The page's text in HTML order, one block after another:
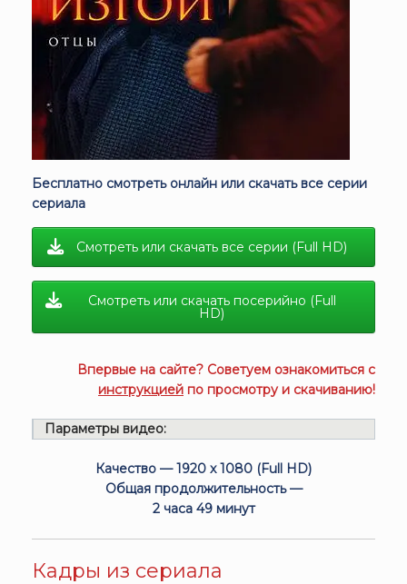
Бесплатно смотреть онлайн или скачать все серии
сериала
Смотреть или скачать все серии (Full HD)
Смотреть или скачать посерийно (Full
HD)
Впервые на сайте? Советуем ознакомиться с
инструкцией по просмотру и скачиванию!
Параметры видео:
Качество — 1920 x 1080 (Full HD)
Общая продолжительность —
2 часа 49 минут
Кадры из сериала